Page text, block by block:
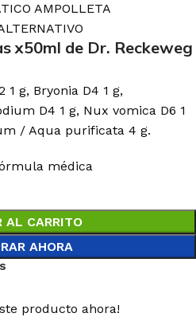
AMPOLLETA
x50ml de Dr. Reckeweg
1 g, Bryonia D4 1 g,
D4 1 g, Nux vomica D6 1
/ Aqua purificata 4 g.
médica
AL CARRITO
AHORA
producto ahora!